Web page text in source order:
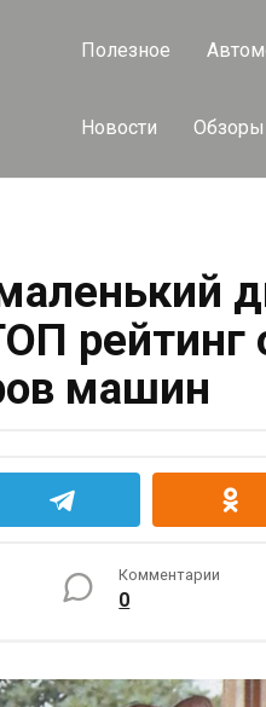
Полезное
Новости Обзоры
рейтинг
машин
Комментарии
0